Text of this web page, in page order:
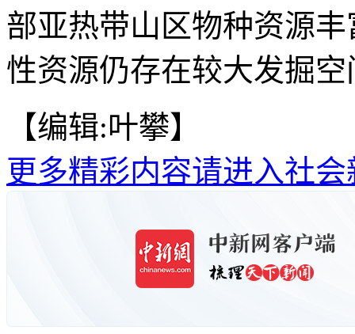
部亚热带山区物种资源
性资源仍存在较大发掘
【编辑:叶攀】
更多精彩内容请进入社会